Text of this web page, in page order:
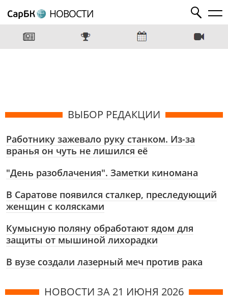
НОВОСТИ
ВЫБОР РЕДАКЦИИ
Работнику зажевало руку станком. Из-за
вранья он чуть не лишился её
"День разоблачения". Заметки киномана
В Саратове появился сталкер, преследующий
женщин с колясками
Кумысную поляну обработают ядом для
защиты от мышиной лихорадки
В вузе создали лазерный меч против рака
НОВОСТИ ЗА 21 ИЮНЯ 2026